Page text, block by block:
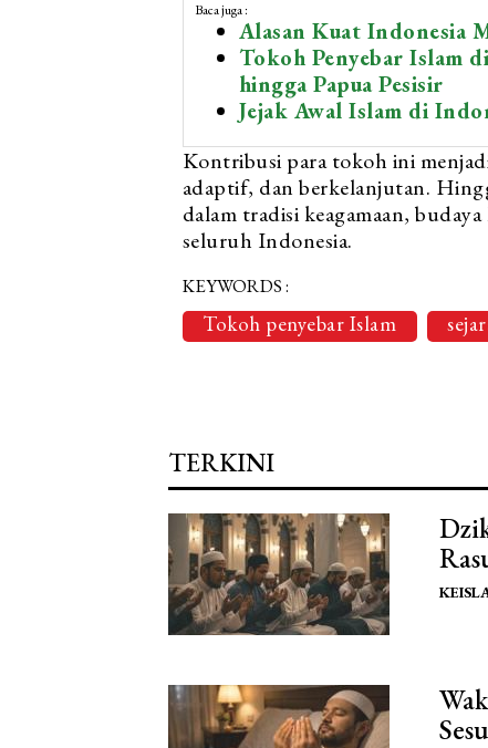
Baca juga :
Alasan Kuat Indonesia
Tokoh Penyebar Islam
hingga Papua Pesisir
Jejak Awal Islam di
Kontribusi para tokoh ini
adaptif, dan berkelanjutan.
dalam tradisi keagamaan,
seluruh Indonesia.
KEYWORDS :
Tokoh penyebar Islam
TERKINI